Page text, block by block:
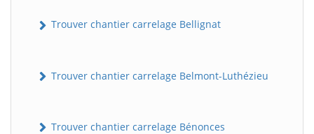
Trouver chantier carrelage Bellignat
Trouver chantier carrelage Belmont-Luthézieu
Trouver chantier carrelage Bénonces